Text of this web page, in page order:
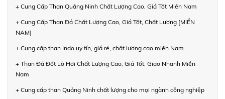
+ Cung Cấp Than Quảng Ninh Chất Lượng Cao, Giá Tốt Miền Nam
+ Cung Cấp Than Đá Chất Lượng Cao, Giá Tốt, Chất Lượng [MIỀN
NAM]
+ Cung cấp than Indo uy tín, giá rẻ, chất lượng cao miền Nam
+ Than Đá Đốt Lò Hơi Chất Lượng Cao, Giá Tốt, Giao Nhanh Miền
Nam
+ Cung cấp than Quảng Ninh chất lượng cho mọi ngành công nghiệp